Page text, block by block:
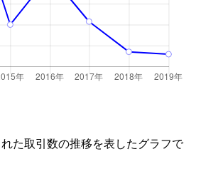
た取引数の推移を表したグラフで